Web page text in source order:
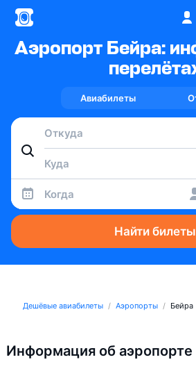
Аэропорт Бейра:
Авиабилеты
Когда
Найти билеты
Дешёвые авиабилеты Аэропорты Бейра
Информация об аэропорте